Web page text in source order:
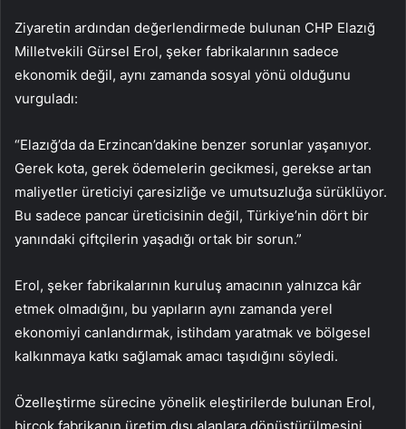
Ziyaretin ardından değerlendirmede bulunan CHP Elazığ
Milletvekili Gürsel Erol, şeker fabrikalarının sadece
ekonomik değil, aynı zamanda sosyal yönü olduğunu
vurguladı:
“Elazığ’da da Erzincan’dakine benzer sorunlar yaşanıyor.
Gerek kota, gerek ödemelerin gecikmesi, gerekse artan
maliyetler üreticiyi çaresizliğe ve umutsuzluğa sürüklüyor.
Bu sadece pancar üreticisinin değil, Türkiye’nin dört bir
yanındaki çiftçilerin yaşadığı ortak bir sorun.”
Erol, şeker fabrikalarının kuruluş amacının yalnızca kâr
etmek olmadığını, bu yapıların aynı zamanda yerel
ekonomiyi canlandırmak, istihdam yaratmak ve bölgesel
kalkınmaya katkı sağlamak amacı taşıdığını söyledi.
Özelleştirme sürecine yönelik eleştirilerde bulunan Erol,